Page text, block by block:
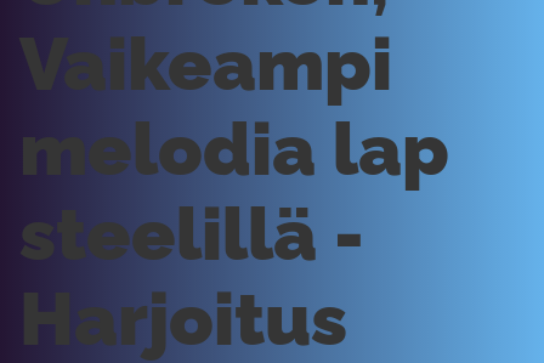
Vaikeampi
melodia lap
steelillä -
Harjoitus